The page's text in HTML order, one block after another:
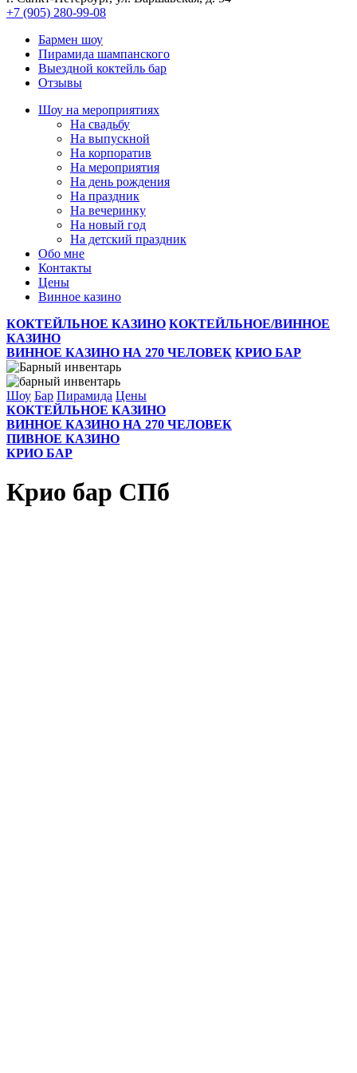
+7 (905) 280-99-08
Бармен шоу
Пирамида шампанского
Выездной коктейль бар
Отзывы
Шоу на мeроприятиях
На свaдьбу
Нa выпускной
На корпоратив
На мeроприятия
На день рождения
На праздник
На вечеринку
Нa новый год
На детский праздник
Обо мне
Контакты
Цeны
Винное казино
КОКТЕЙЛЬНОЕ КАЗИНО КОКТЕЙЛЬНОЕ/ВИННОЕ
КАЗИНО
ВИННОЕ КАЗИНО НА 270 ЧЕЛОВЕК КРИО БАР
Шоу Бар Пирамида Цены
КОКТЕЙЛЬНОЕ КАЗИНО
ВИННОЕ КАЗИНО НА 270 ЧЕЛОВЕК
ПИВНОЕ КАЗИНО
КРИО БАР
Крио бар СПб